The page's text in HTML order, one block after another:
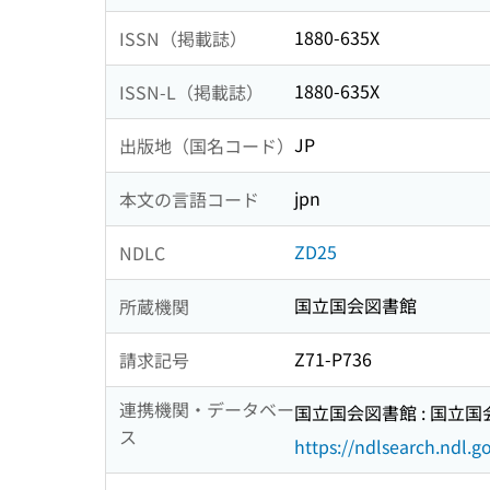
ISSN（掲載誌） 1880-635X
ISSN-L（掲載誌） 1880-635X
出版地（国名コード） JP
本文の言語コード jpn
NDLC ZD25
所蔵機関 国立国会図書館
請求記号
Z71-P736
連携機関・データベー
ス
国立国会図書館 : 国立国
https://